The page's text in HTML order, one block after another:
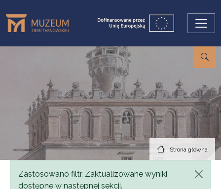
Strona główna
Komunikat
Zastosowano filtr. Zaktualizowane wyniki
dostępne w następnej sekcji.